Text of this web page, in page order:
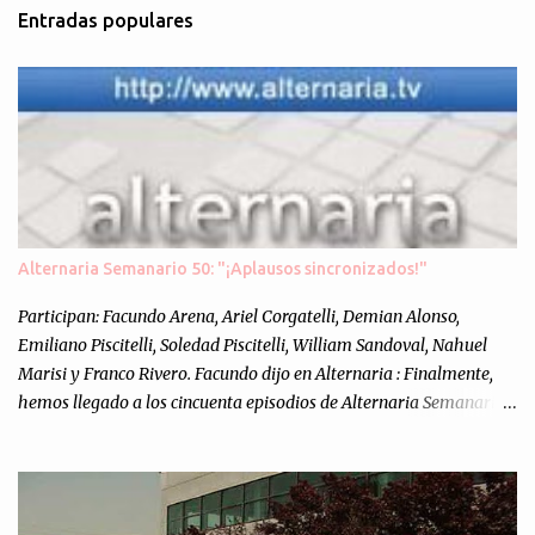
e
n
t
o
s
Entradas populares
Alternaria Semanario 50: "¡Aplausos sincronizados!"
Participan: Facundo Arena, Ariel Corgatelli, Demian Alonso,
Emiliano Piscitelli, Soledad Piscitelli, William Sandoval, Nahuel
Marisi y Franco Rivero. Facundo dijo en Alternaria : Finalmente,
hemos llegado a los cincuenta episodios de Alternaria Semanario.
nuestra propia óptica: un punto de vista independiente e
informal.Para festejarlo, se nos ocurrió que estemos todos juntos; y